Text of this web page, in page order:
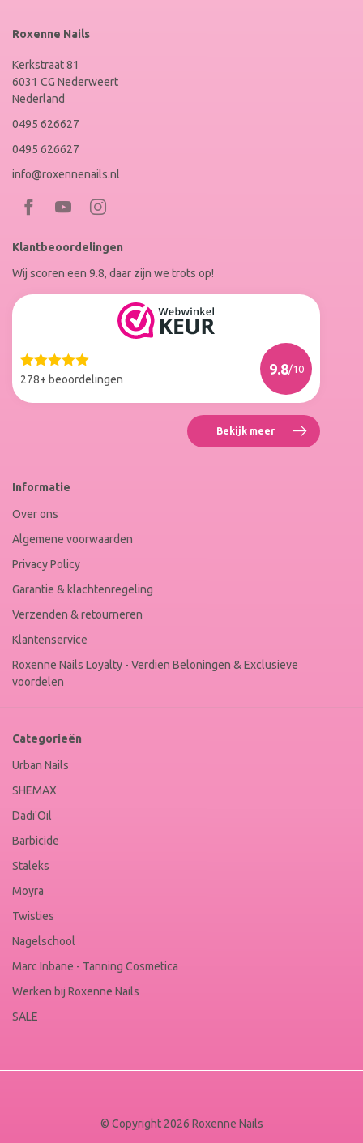
Roxenne Nails
Kerkstraat 81
6031 CG Nederweert
Nederland
0495 626627
0495 626627
info@roxennenails.nl
Bezoek
Facebook
op
Instagram
Klantbeoordelingen
Wij scoren een 9.8, daar zijn we trots op!
278+ beoordelingen
9.8/10
Web
Winkel
Bekijk meer Reviews
Roxenne
Informatie
Over ons
Algemene voorwaarden
Privacy Policy
Garantie & klachtenregeling
Verzenden & retourneren
Klantenservice
Roxenne Nails Loyalty - Verdien Beloningen & Exclusieve
voordelen
Categorieën
Urban Nails
SHEMAX
Dadi'Oil
Barbicide
Staleks
Moyra
Twisties
Nagelschool
Marc Inbane - Tanning Cosmetica
Werken bij Roxenne Nails
SALE
© Copyright 2026 Roxenne Nails